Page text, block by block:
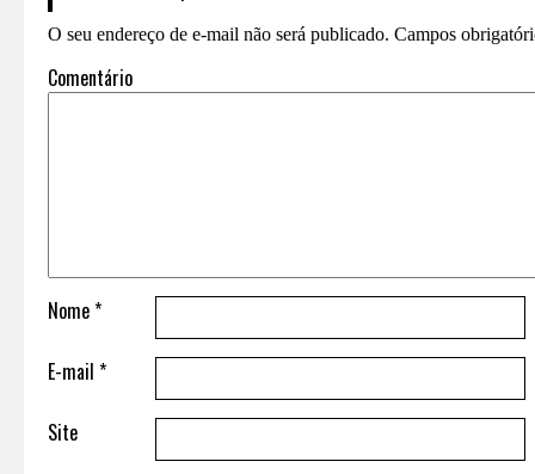
O seu endereço de e-mail não será publicado. Campos
Comentário
Nome*
E-mail *
Site